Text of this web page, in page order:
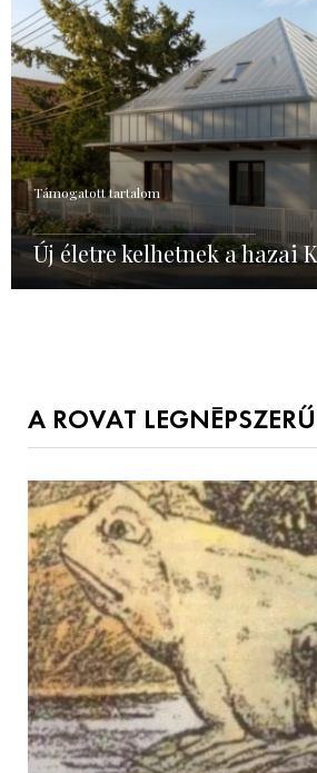
Támogatott tartalom
Új életre kelhetnek a hazai
A ROVAT